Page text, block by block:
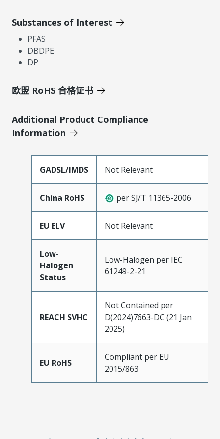
Substances of Interest
PFAS
DBDPE
DP
欧盟 RoHS 合格证书
Additional Product Compliance
Information
GADSL/IMDS Not Relevant
China RoHS per SJ/T 11365-2006
EU ELV Not Relevant
Low-
Halogen
Status
Low-Halogen per IEC
61249-2-21
REACH SVHC
Not Contained per
D(2024)7663-DC (21 Jan
2025)
EU RoHS
Compliant per EU
2015/863